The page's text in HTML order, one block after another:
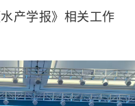
产学报》相关工作